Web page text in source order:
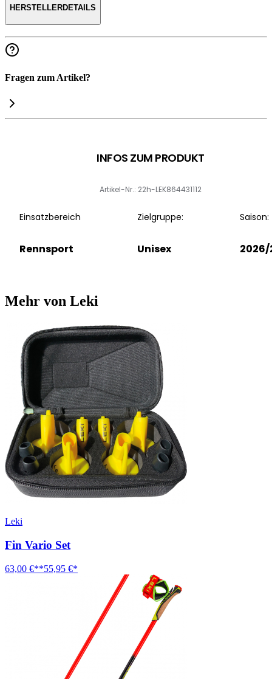
HERSTELLERDETAILS
Fragen zum Artikel?
INFOS ZUM PRODUKT
Artikel-Nr.: 22h-LEK864431112
Einsatzbereich
Rennsport
Zielgruppe:
Unisex
Saison:
2026/
Mehr von Leki
Leki
Fin Vario Set
63,00 €**55,95 €*